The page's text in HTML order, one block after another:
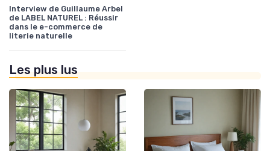
Interview de Guillaume Arbel
de LABEL NATUREL : Réussir
dans le e-commerce de
literie naturelle
Les plus lus